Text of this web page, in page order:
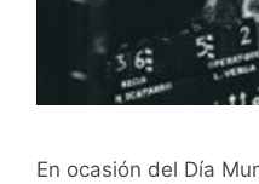
En ocasión del Día